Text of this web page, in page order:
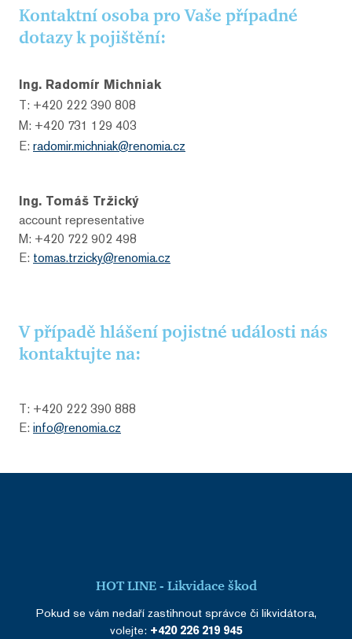
Kontaktní osoba pro Vaše případné
dotazy k pojištění:
Ing. Radomír Michniak
T: +420 222 390 808
M: +420 731 129 403
E: radomir.michniak@renomia.cz
Ing. Tomáš Tržický
account representative
M: +420 722 902 498
E: tomas.trzicky@renomia.cz
V případě hlášení pojistné události nás
kontaktujte na:
T: +420 222 390 888
E: info@renomia.cz
HOT LINE - Likvidace škod
Pokud se vám nedaří zastihnout správce či likvidátora,
volejte: +420 226 219 945